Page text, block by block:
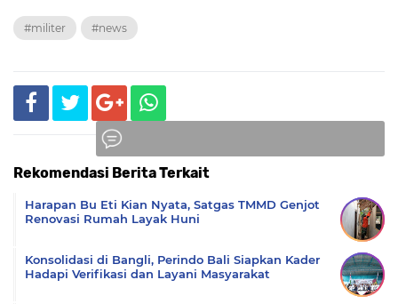
#militer #news
Rekomendasi Berita Terkait
Harapan Bu Eti Kian Nyata, Satgas TMMD Genjot
Renovasi Rumah Layak Huni
Konsolidasi di Bangli, Perindo Bali Siapkan Kader
Hadapi Verifikasi dan Layani Masyarakat